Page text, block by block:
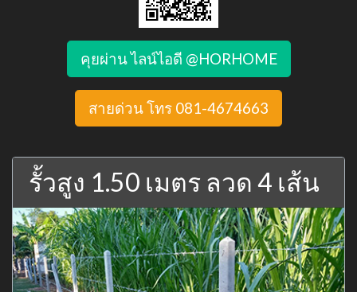
คุยผ่าน ไลน์ไอดี @HORHOME
สายด่วน โทร 081-4674663
รั้วสูง 1.50 เมตร ลวด 4 เส้น